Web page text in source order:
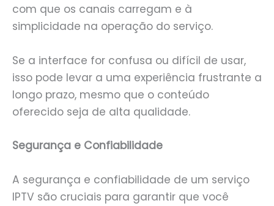
com que os canais carregam e à
simplicidade na operação do serviço.
Se a interface for confusa ou difícil de usar,
isso pode levar a uma experiência frustrante a
longo prazo, mesmo que o conteúdo
oferecido seja de alta qualidade.
Segurança e Confiabilidade
A segurança e confiabilidade de um serviço
IPTV são cruciais para garantir que você